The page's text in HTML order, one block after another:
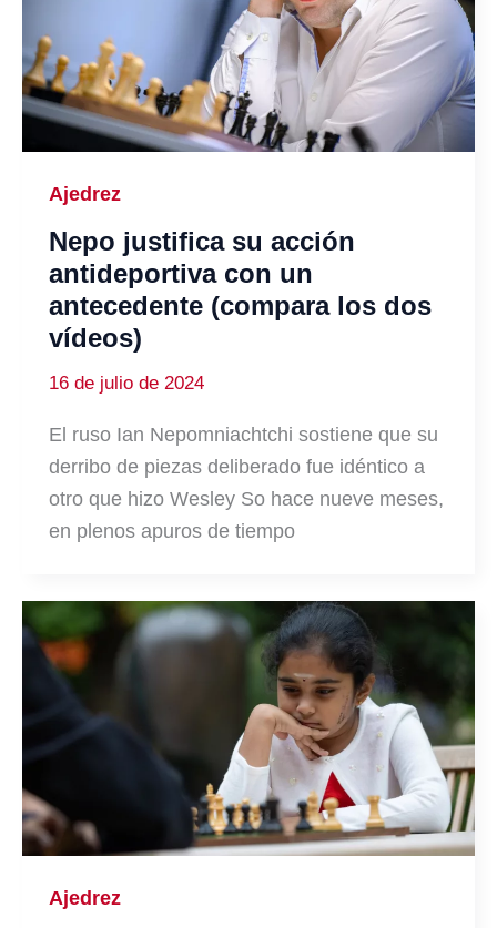
Ajedrez
Nepo justifica su acción
antideportiva con un
antecedente (compara los dos
vídeos)
16 de julio de 2024
El ruso Ian Nepomniachtchi sostiene que su
derribo de piezas deliberado fue idéntico a
otro que hizo Wesley So hace nueve meses,
en plenos apuros de tiempo
Ajedrez